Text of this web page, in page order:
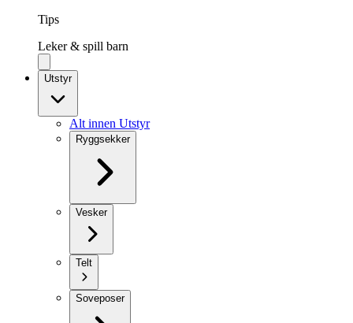
Tips
Leker & spill barn
Utstyr
Alt innen Utstyr
Ryggsekker
Vesker
Telt
Soveposer